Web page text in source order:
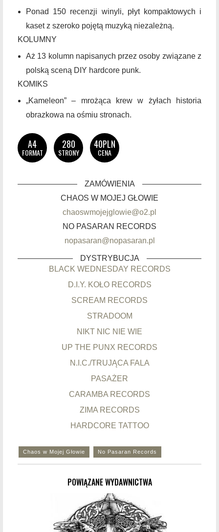
Ponad 150 recenzji winyli, płyt kompaktowych i
kaset z szeroko pojętą muzyką niezależną.
KOLUMNY
Aż 13 kolumn napisanych przez osoby związane z
polską sceną DIY hardcore punk.
KOMIKS
„Kameleon” – mrożąca krew w żyłach historia
obrazkowa na ośmiu stronach.
A4
FORMAT
280
STRONY
40PLN
CENA
ZAMÓWIENIA
CHAOS W MOJEJ GŁOWIE
chaoswmojejglowie@o2.pl
NO PASARAN RECORDS
nopasaran@nopasaran.pl
DYSTRYBUCJA
BLACK WEDNESDAY RECORDS
D.I.Y. KOŁO RECORDS
SCREAM RECORDS
STRADOOM
NIKT NIC NIE WIE
UP THE PUNX RECORDS
N.I.C./TRUJĄCA FALA
PASAŻER
CARAMBA RECORDS
ZIMA RECORDS
HARDCORE TATTOO
Chaos w Mojej Głowie No Pasaran Records
POWIĄZANE WYDAWNICTWA